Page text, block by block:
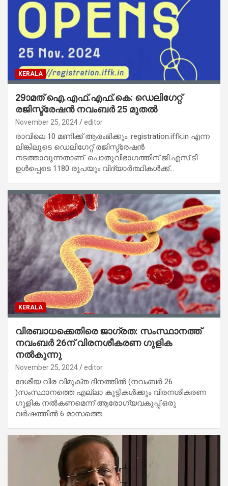
KERALA
29ാമത് ഐ.എഫ്.എഫ്.കെ: ഡെലിഗേറ്റ്
രജിസ്ട്രേഷൻ നവംബർ 25 മുതൽ
November 25, 2024 editor
രാവിലെ 10 മണിക്ക് ആരംഭിക്കും. registration.iffk.in എന്ന
ലിങ്കിലൂടെ ഡെലിഗേറ്റ് രജിസ്ട്രേഷൻ
നടത്താവുന്നതാണ്. പൊതുവിഭാഗത്തിന് ജി.എസ്.ടി
ഉൾപ്പെടെ 1180 രൂപയും വിദ്യാർത്ഥികൾക്ക്…
KERALA
വിരബാധക്കെതിരെ ജാഗ്രത: സംസ്ഥാനത്ത്
നവംബർ 26ന് വിരനശീകരണ ഗുളിക
നൽകുന്നു
November 25, 2024 editor
ദേശീയ വിര വിമുക്ത ദിനത്തിൽ (നവംബർ 26
)സംസ്ഥാനത്തെ എല്ലാ കുട്ടികൾക്കും വിരനശീകരണ
ഗുളിക നൽകണമെന്ന് ആരോഗ്യവകുപ്പ്.ഒരു
വർഷത്തിൽ 6 മാസത്തെ…